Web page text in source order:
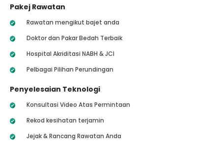
Pakej Rawatan
Rawatan mengikut bajet anda
Doktor dan Pakar Bedah Terbaik
Hospital Akriditasi NABH & JCI
Pelbagai Pilihan Perundingan
Penyelesaian Teknologi
Konsultasi Video Atas Permintaan
Rekod kesihatan terjamin
Jejak & Rancang Rawatan Anda